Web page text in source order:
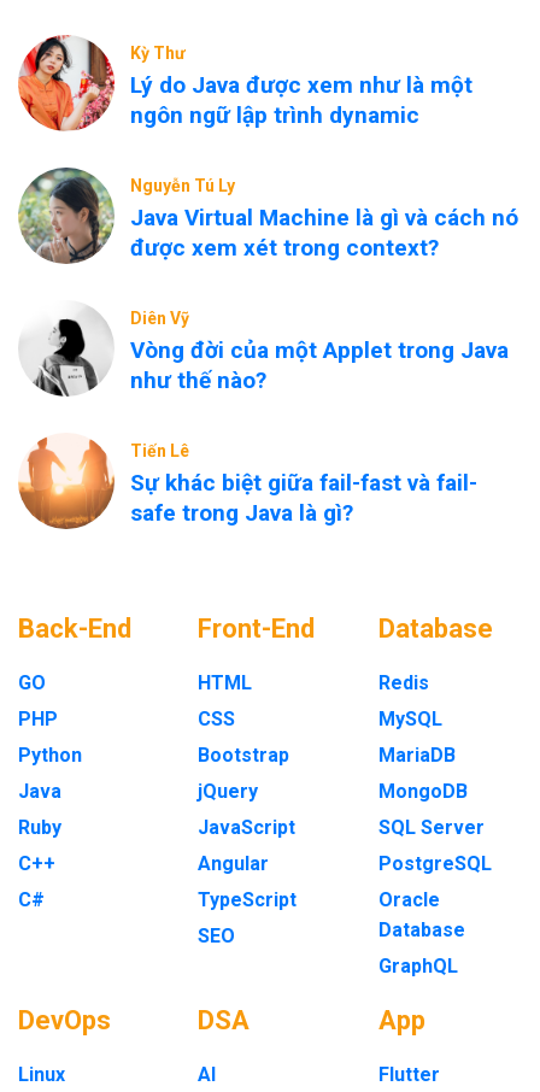
Kỳ Thư
Lý do Java được xem như là một
ngôn ngữ lập trình dynamic
Nguyễn Tú Ly
Java Virtual Machine là gì và cách nó
được xem xét trong context?
Diên Vỹ
Vòng đời của một Applet trong Java
như thế nào?
Tiến Lê
Sự khác biệt giữa fail-fast và fail-
safe trong Java là gì?
Back-End
GO
PHP
Python
Java
Ruby
C++
C#
Front-End
HTML
CSS
Bootstrap
jQuery
JavaScript
Angular
TypeScript
SEO
Database
Redis
MySQL
MariaDB
MongoDB
SQL Server
PostgreSQL
Oracle
Database
GraphQL
DevOps
Linux
DSA
AI
App
Flutter